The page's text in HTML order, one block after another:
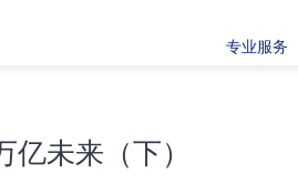
专业服务
未来（下）